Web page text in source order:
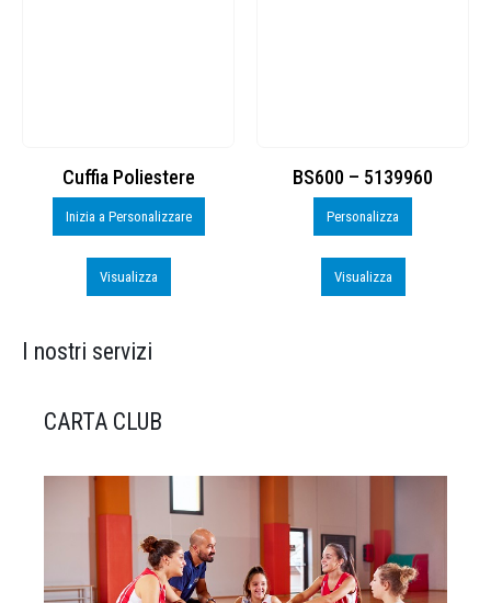
Cuffia Poliestere
Inizia a Personalizzare
Visualizza
BS600 – 5139960
Personalizza
Visualizza
I nostri servizi
CARTA CLUB